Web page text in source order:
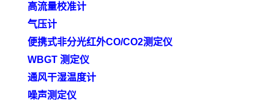
高流量校准计
气压计
便携式非分光红外CO/CO2测定仪
WBGT 测定仪
通风干湿温度计
噪声测定仪